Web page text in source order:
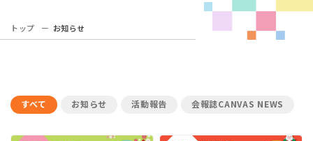
トップ お知らせ
すべて お知らせ 活動報告 会報誌CANVAS NEWS